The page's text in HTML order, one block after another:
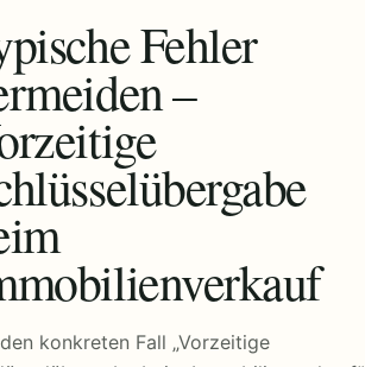
Fehler
–
konkreten Fall „Vorzeitige